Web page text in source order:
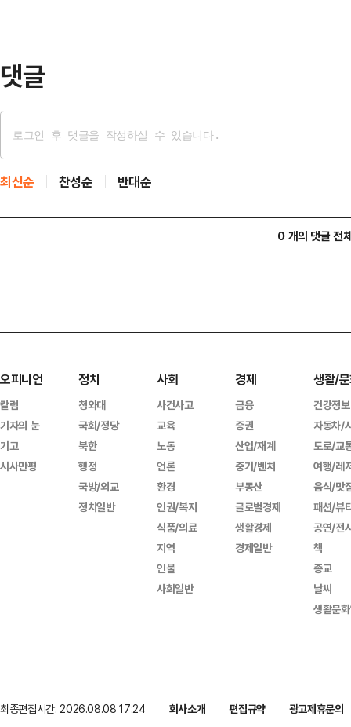
댓글
최신순 찬성순 반대순
0 개의 댓글 전
오피니언
칼럼
기자의 눈
기고
시사만평
정치
청와대
국회/정당
북한
행정
국방/외교
정치일반
사회
사건사고
교육
노동
언론
환경
인권/복지
식품/의료
지역
인물
사회일반
경제
금융
증권
산업/재계
중기/벤처
부동산
글로벌경제
생활경제
경제일반
생활/
건강정보
자동차/
도로/교
여행/레
음식/맛
패션/뷰
공연/전
책
종교
날씨
생활문
최종편집시간: 2026.08.08 17:24 회사소개 편집규약
광고제휴문의